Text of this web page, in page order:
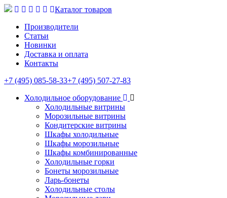
Каталог товаров
Производители
Статьи
Новинки
Доставка и оплата
Контакты
+7 (495) 085-58-33+7 (495) 507-27-83
Холодильное оборудование
Холодильные витрины
Морозильные витрины
Кондитерские витрины
Шкафы холодильные
Шкафы морозильные
Шкафы комбинированные
Холодильные горки
Бонеты морозильные
Ларь-бонеты
Холодильные столы